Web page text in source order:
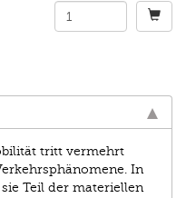
tritt vermehrt
In
Teil der materiellen